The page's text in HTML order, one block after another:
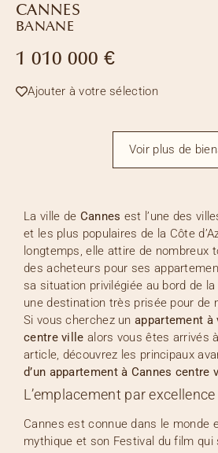
CANNES
BANANE
1 010 000 €
Ajouter à votre sélection
Voir plus de
La ville de Cannes est l’une des
et les plus populaires de la Côte
longtemps, elle attire de nombreux
des acheteurs pour ses
sa situation privilégiée au bord de
une destination très prisée pour de
Si vous cherchez unappartement à
centre ville alors vous êtes arrivés
article, découvrez les principaux
d’un appartement à Cannes centre
L’emplacement par excellence
Cannes est connue dans le monde
mythique et son Festival du film qui